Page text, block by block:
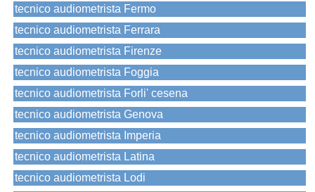
tecnico audiometrista Fermo
tecnico audiometrista Ferrara
tecnico audiometrista Firenze
tecnico audiometrista Foggia
tecnico audiometrista Forli' cesena
tecnico audiometrista Genova
tecnico audiometrista Imperia
tecnico audiometrista Latina
tecnico audiometrista Lodi